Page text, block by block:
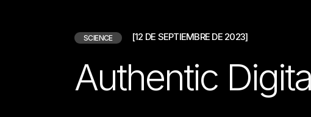
SCIENCE [12 DE SEPTIEMBRE DE 2023]
Authentic